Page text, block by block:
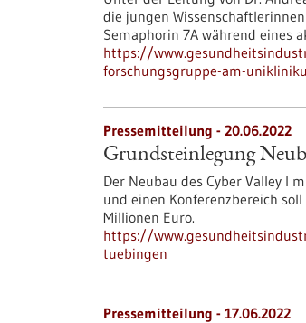
die jungen
Semaphorin 7A während eines
https://
forschungsgruppe-am-
Pressemitteilung - 20.06.2022
Grundsteinlegung
Der Neubau des Cyber Valley I
und einen Konferenzbereich
Millionen Euro.
https://
tuebingen
Pressemitteilung - 17.06.2022